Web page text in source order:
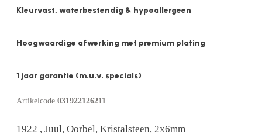
Kleurvast, waterbestendig & hypoallergeen
Hoogwaardige afwerking met premium plating
1 jaar garantie (m.u.v. specials)
Artikelcode 031922126211
1922 , Juul, Oorbel, Kristalsteen, 2x6mm